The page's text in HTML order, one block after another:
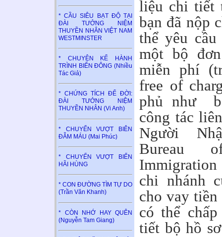
* CẦU SIÊU BẠT ĐỘ TẠI
ĐÀI TƯỞNG NIỆM
THUYỀN NHÂN VIỆT NAM
WESTMINSTER
* CHUYỆN KỂ HÀNH
TRÌNH BIỂN ĐÔNG (Nhiều
Tác Giả)
* CHỨNG TÍCH ĐỂ ĐỜI:
ĐÀI TƯỞNG NIỆM
THUYỀN NHÂN (Vi Anh)
* CHUYẾN VƯỢT BIÊN
ĐẪM MÁU (Mai Phúc)
* CHUYẾN VƯỢT BIỂN
HÃI HÙNG
* CON ĐƯỜNG TÌM TỰ DO
(Trần Văn Khanh)
* CÒN NHỚ HAY QUÊN
(Nguyễn Tam Giang)
liệu chi tiết
bạn đã nộp
thể yêu
một bộ
miễn phí
free of
phủ như
công tác
Người
Bureau
chi nhánh
cho vay
có thể
tiết bộ hồ